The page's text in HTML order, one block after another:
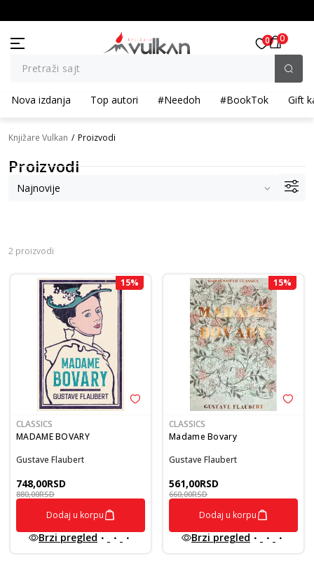
Pretraži sajt
0 0
Nova izdanja Top autori #Needoh #BookTok Gift
Knjižare Vulkan Proizvodi
Proizvodi
2 proizvodi
15%
CLASSICS
MADAME BOVARY
Gustave Flaubert
748,00RSD
880,00RSD
Dodaj u korpu
Brzi pregled
15%
CLASSICS
Madame Bovary
Gustave Flaubert
561,00RSD
660,00RSD
Dodaj u korpu
Brzi pregled